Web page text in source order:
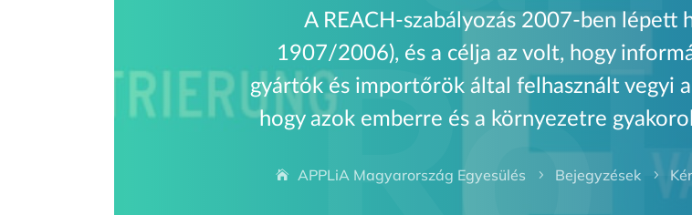
A REACH-szabályozás 2007-ben lépett
1907/2006), és a célja az volt, hogy
gyártók és importőrök által felhasznált vegyi
hogy azok emberre és a környezetre
APPLiA Magyarország Egyesülés 5 Bejegyzések 5